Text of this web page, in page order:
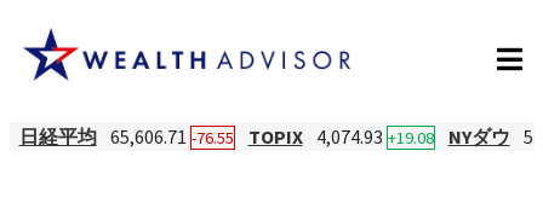
日経平均 65,606.71 -76.55 TOPIX 4,074.93 +19.08 NYダウ